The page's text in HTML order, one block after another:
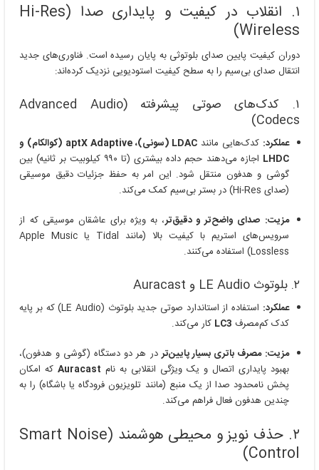
۱. انقلاب در کیفیت و پایداری صدا (Hi-Res
Wireless)
دوران کیفیت پایین صدای بلوتوثی به پایان رسیده است. فناوری‌های جدید
انتقال صدای بی‌سیم را به سطح کیفیت استودیویی نزدیک کرده‌اند:
۱. کدک‌های صوتی پیشرفته (Advanced Audio
Codecs)
عملکرد: کدک‌هایی مانند
LDAC (سونی)، aptX Adaptive (کوالکام) و
LHDC
اجازه می‌دهند حجم داده بیشتری (تا ۹۹۰ کیلوبیت بر ثانیه) بین
گوشی و هدفون منتقل شود. این امر به حفظ جزئیات دقیق موسیقی
(صدای Hi-Res) در بستر بی‌سیم کمک می‌کند.
مزیت: صدای واضح‌تر و دقیق‌تر، به ویژه برای عاشقان موسیقی که از
سرویس‌های استریم با کیفیت بالا (مانند Tidal یا Apple Music
Lossless) استفاده می‌کنند.
۲. بلوتوث LE Audio و Auracast
عملکرد:
استفاده از استاندارد صوتی جدید بلوتوث (LE Audio) که بر پایه
کدک کم‌مصرف LC3 کار می‌کند.
مزیت: مصرف باتری بسیار پایین‌تردر هر دو دستگاه (گوشی و هدفون)،
بهبود پایداری اتصال و یک ویژگی انقلابی به نام Auracastکه امکان
پخش نامحدود صدا از یک منبع (مانند تلویزیون فرودگاه یا باشگاه) را به
چندین هدفون فعال فراهم می‌کند.
۲. حذف نویز و محیطی هوشمند (Smart Noise
Control)